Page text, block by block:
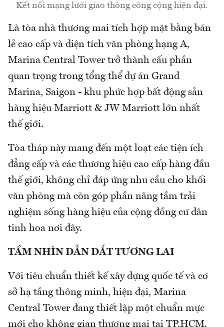
Kết nối mạng lưới giao thông công cộng hiện đại.
Là tòa nhà thương mai tích hợp mặt bằng bán
lẻ cao cấp và diện tích văn phòng hạng A,
Marina Central Tower trở thành cấu phần
quan trọng trong tổng thể dự án Grand
Marina, Saigon - khu phức hợp bất động sản
hàng hiệu Marriott & JW Marriott lớn nhất
thế giới.
Tòa tháp này mang đến một loạt các tiện ích
đẳng cấp và các thương hiệu cao cấp hàng đầu
thế giới, không chỉ đáp ứng nhu cầu cho khối
văn phòng mà còn góp phần nâng tầm trải
nghiệm sống hàng hiệu của cộng đồng cư dân
tinh hoa nơi đây.
TẦM NHÌN DẪN DẮT TƯƠNG LAI
Với tiêu chuẩn thiết kế xây dựng quốc tế và cơ
sở hạ tầng thông minh, hiện đại, Marina
Central Tower đang thiết lập một chuẩn mực
mới cho không gian thương mại tại TP.HCM.